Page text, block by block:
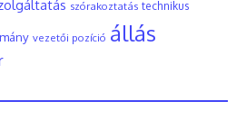
szórakoztatás technikus
vezetői pozíció állás